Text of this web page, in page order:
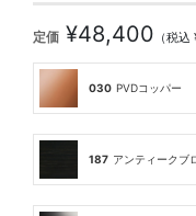
定価 ¥48,400 （税
030 PVDコッパー
187 アンティークブ